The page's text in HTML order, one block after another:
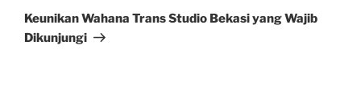
Post
Keunikan Wahana Trans Studio Bekasi yang Wajib
Dikunjungi